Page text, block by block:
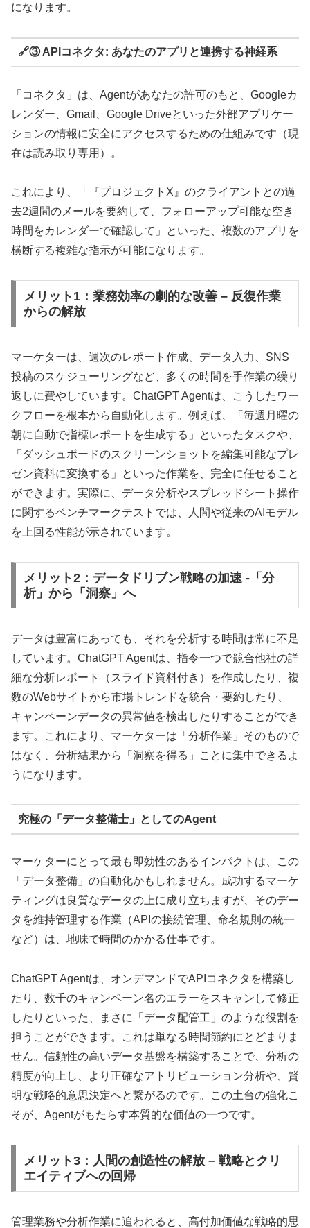
になります。
🔗③ APIコネクタ: あなたのアプリと連携する神経系
「コネクタ」は、Agentがあなたの許可のもと、Googleカ
レンダー、Gmail、Google Driveといった外部アプリケー
ションの情報に安全にアクセスするための仕組みです（現
在は読み取り専用）。
これにより、「『プロジェクトX』のクライアントとの過
去2週間のメールを要約して、フォローアップ可能な空き
時間をカレンダーで確認して」といった、複数のアプリを
横断する複雑な指示が可能になります。
メリット1：業務効率の劇的な改善 – 反復作業
からの解放
マーケターは、週次のレポート作成、データ入力、SNS
投稿のスケジューリングなど、多くの時間を手作業の繰り
返しに費やしています。ChatGPT Agentは、こうしたワー
クフローを根本から自動化します。例えば、「毎週月曜の
朝に自動で指標レポートを生成する」といったタスクや、
「ダッシュボードのスクリーンショットを編集可能なプレ
ゼン資料に変換する」といった作業を、完全に任せること
ができます。実際に、データ分析やスプレッドシート操作
に関するベンチマークテストでは、人間や従来のAIモデル
を上回る性能が示されています。
メリット2：データドリブン戦略の加速 -「分
析」から「洞察」へ
データは豊富にあっても、それを分析する時間は常に不足
しています。ChatGPT Agentは、指令一つで競合他社の詳
細な分析レポート（スライド資料付き）を作成したり、複
数のWebサイトから市場トレンドを統合・要約したり、
キャンペーンデータの異常値を検出したりすることができ
ます。これにより、マーケターは「分析作業」そのもので
はなく、分析結果から「洞察を得る」ことに集中できるよ
うになります。
究極の「データ整備士」としてのAgent
マーケターにとって最も即効性のあるインパクトは、この
「データ整備」の自動化かもしれません。成功するマーケ
ティングは良質なデータの上に成り立ちますが、そのデー
タを維持管理する作業（APIの接続管理、命名規則の統一
など）は、地味で時間のかかる仕事です。
ChatGPT Agentは、オンデマンドでAPIコネクタを構築し
たり、数千のキャンペーン名のエラーをスキャンして修正
したりといった、まさに「データ配管工」のような役割を
担うことができます。これは単なる時間節約にとどまりま
せん。信頼性の高いデータ基盤を構築することで、分析の
精度が向上し、より正確なアトリビューション分析や、賢
明な戦略的意思決定へと繋がるのです。この土台の強化こ
そが、Agentがもたらす本質的な価値の一つです。
メリット3：人間の創造性の解放 – 戦略とクリ
エイティブへの回帰
管理業務や分析作業に追われると、高付加価値な戦略的思